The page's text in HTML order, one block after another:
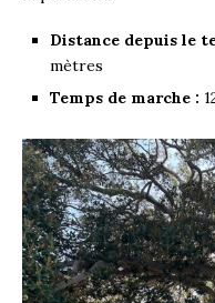
Distance depuis le
mètres​
Temps de marche :